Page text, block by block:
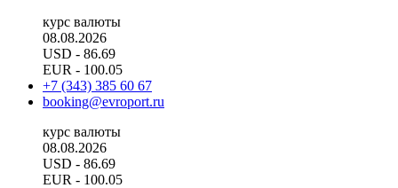
курс валюты
08.08.2026
USD - 86.69
EUR - 100.05
+7 (343) 385 60 67
booking@evroport.ru
курс валюты
08.08.2026
USD - 86.69
EUR - 100.05